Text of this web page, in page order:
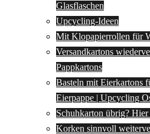
Glasflaschen
Upcycling-Ideen
Mit Klopapierrollen für
Versandkartons
Pappkartons
Basteln mit Eierkartons
Eierpappe | Upcycling
Schuhkarton übrig?
Korken sinnvoll